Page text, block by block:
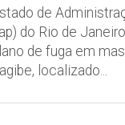
de
do Rio de
de fuga em
localizado...